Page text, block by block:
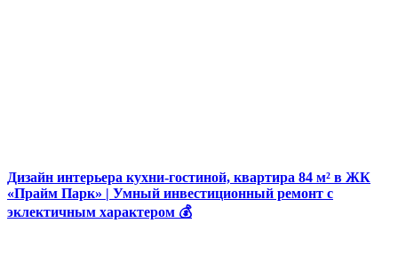
Дизайн интерьера кухни-гостиной, квартира 84 м² в ЖК
«Прайм Парк» | Умный инвестиционный ремонт с
эклектичным характером 💰